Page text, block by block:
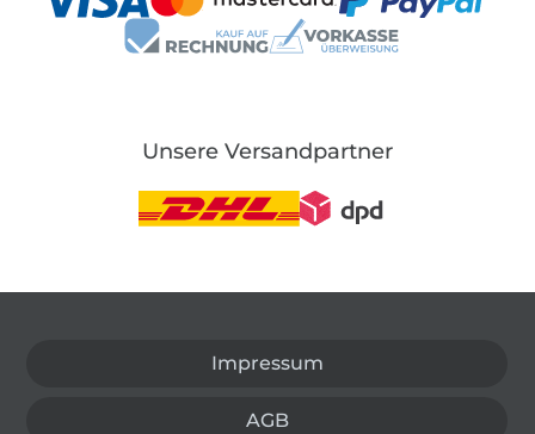
Unsere Versandpartner
Impressum
AGB